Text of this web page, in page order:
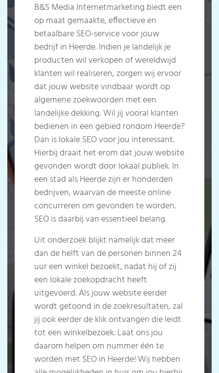
B&S Media Internetmarketing biedt een
op maat gemaakte, effectieve en
betaalbare SEO-service voor jouw
bedrijf in Heerde. Indien je landelijk je
producten wil verkopen of wereldwijd
klanten wil realiseren, zorgen wij ervoor
dat jouw website vindbaar wordt op
algemene zoekwoorden met een
landelijke dekking. Wil jij vooral klanten
bedienen in een gebied rondom Heerde?
Dan is lokale SEO voor jou interessant.
Hierbij draait het erom dat jouw website
gevonden wordt door lokaal publiek. In
een stad als Heerde zijn er honderden
bedrijven, waarvan de meeste online
concurreren om gevonden te worden.
SEO is daarbij van essentieel belang.
Uit onderzoek blijkt namelijk dat meer
dan de helft van de personen binnen 24
uur een winkel bezoekt, nadat hij of zij
een lokale zoekopdracht heeft
uitgevoerd. Als jouw website eerder
wordt getoond in de zoekresultaten, zal
jij ook eerder de klik ontvangen die leidt
tot een winkelbezoek. Laat ons jou
daarom helpen om nummer één te
worden met SEO in Heerde!Wij hebben